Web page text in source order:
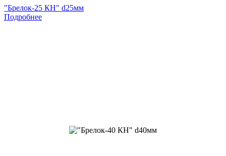
"Брелок-25 КН" d25мм
Подробнее